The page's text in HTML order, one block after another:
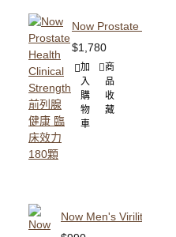
Now Prostate
$1,780
加
入
購
物
車
商
品
收
藏
Now Men's Virility